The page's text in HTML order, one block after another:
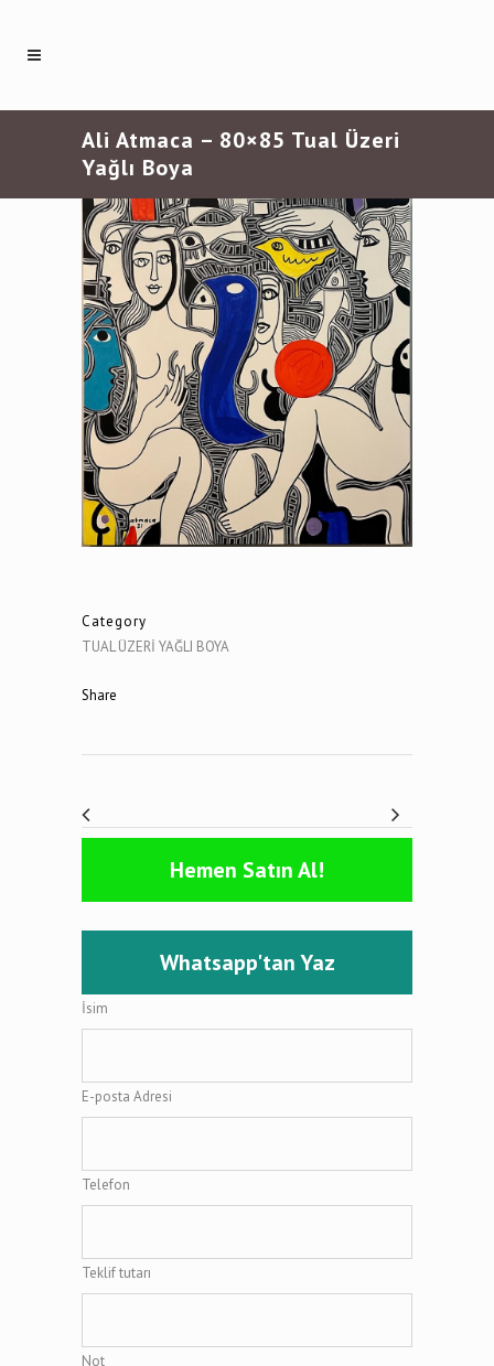
Ali Atmaca – 80×85 Tual Üzeri
Yağlı Boya
Category
TUAL ÜZERİ YAĞLI BOYA
Share
Hemen Satın Al!
Whatsapp'tan Yaz
İsim
E-posta Adresi
Telefon
Teklif tutarı
Not